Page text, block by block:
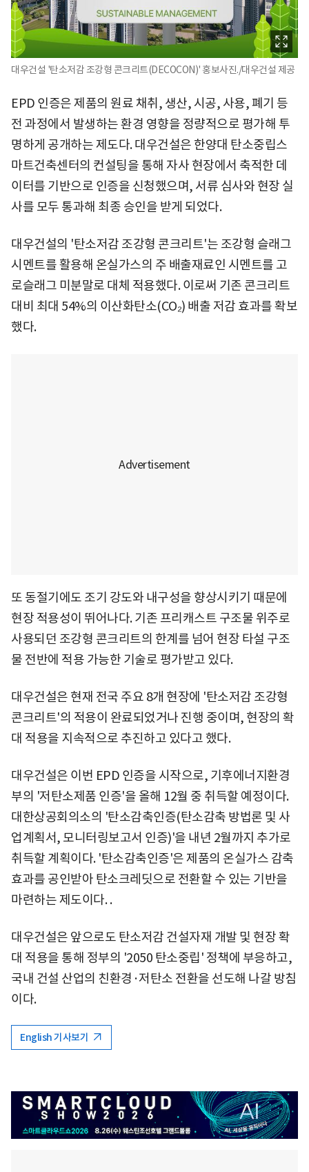
대우건설 '탄소저감 조강형 콘크리트(DECOCON)' 홍보사진./대우건설 제공
EPD 인증은 제품의 원료 채취, 생산, 시공, 사용, 폐기 등
전 과정에서 발생하는 환경 영향을 정량적으로 평가해 투
명하게 공개하는 제도다. 대우건설은 한양대 탄소중립스
마트건축센터의 컨설팅을 통해 자사 현장에서 축적한 데
이터를 기반으로 인증을 신청했으며, 서류 심사와 현장 실
사를 모두 통과해 최종 승인을 받게 되었다.
대우건설의 '탄소저감 조강형 콘크리트'는 조강형 슬래그
시멘트를 활용해 온실가스의 주 배출재료인 시멘트를 고
로슬래그 미분말로 대체 적용했다. 이로써 기존 콘크리트
대비 최대 54%의 이산화탄소(CO₂) 배출 저감 효과를 확보
했다.
또 동절기에도 조기 강도와 내구성을 향상시키기 때문에
현장 적용성이 뛰어나다. 기존 프리캐스트 구조물 위주로
사용되던 조강형 콘크리트의 한계를 넘어 현장 타설 구조
물 전반에 적용 가능한 기술로 평가받고 있다.
대우건설은 현재 전국 주요 8개 현장에 '탄소저감 조강형
콘크리트'의 적용이 완료되었거나 진행 중이며, 현장의 확
대 적용을 지속적으로 추진하고 있다고 했다.
대우건설은 이번 EPD 인증을 시작으로, 기후에너지환경
부의 '저탄소제품 인증'을 올해 12월 중 취득할 예정이다.
대한상공회의소의 '탄소감축인증(탄소감축 방법론 및 사
업계획서, 모니터링보고서 인증)'을 내년 2월까지 추가로
취득할 계획이다. '탄소감축인증'은 제품의 온실가스 감축
효과를 공인받아 탄소크레딧으로 전환할 수 있는 기반을
마련하는 제도이다. .
대우건설은 앞으로도 탄소저감 건설자재 개발 및 현장 확
대 적용을 통해 정부의 '2050 탄소중립' 정책에 부응하고,
국내 건설 산업의 친환경·저탄소 전환을 선도해 나갈 방침
이다.
English 기사보기